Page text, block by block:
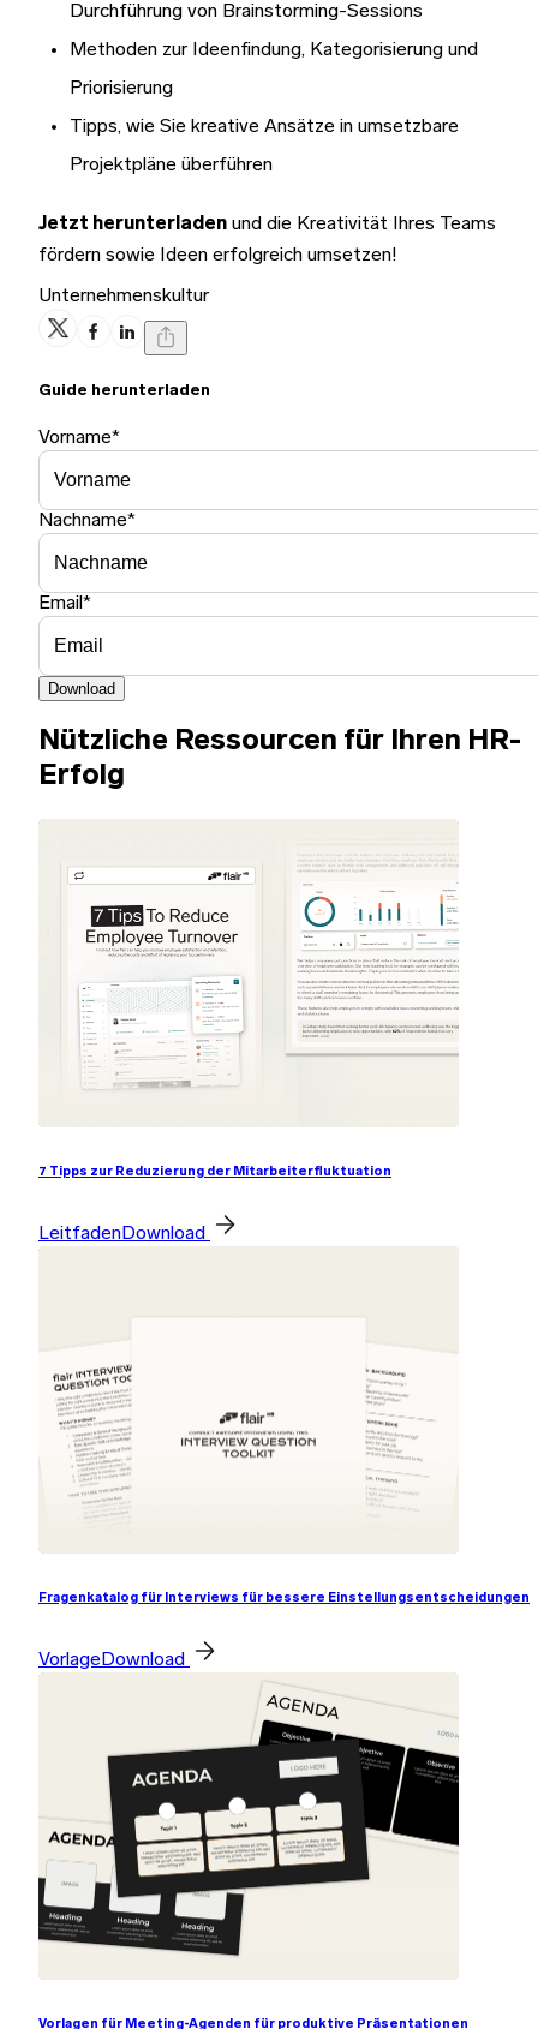
Durchführung von Brainstorming-Sessions
Methoden zur Ideenfindung, Kategorisierung und
Priorisierung
Tipps, wie Sie kreative Ansätze in umsetzbare
Projektpläne überführen
Jetzt herunterladen und die Kreativität Ihres Teams
fördern sowie Ideen erfolgreich umsetzen!
Unternehmenskultur
Guide herunterladen
Vorname*
Nachname*
Email*
Download
Nützliche Ressourcen für Ihren HR-
Erfolg
7 Tipps zur Reduzierung der Mitarbeiterfluktuation
LeitfadenDownload
Fragenkatalog für Interviews für bessere Einstellungsentscheidungen
Vorlage Download
Vorlagen für Meeting-Agenden für produktive Präsentationen